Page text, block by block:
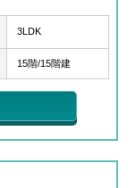
3LDK
15階/15階建